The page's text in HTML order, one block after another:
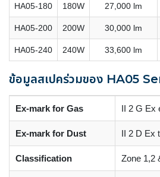
HA05-180 180W 27,000 lm
HA05-200 200W 30,000 lm
HA05-240 240W 33,600 lm
ข้อมูลสเปคร่วมของ HA05
Ex-mark for Gas II 2 G Ex
Ex-mark for Dust II 2 D Ex
Classification Zone 1,2